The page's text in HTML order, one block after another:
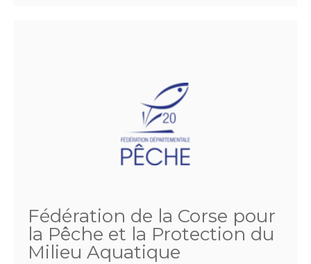
Fédération de la Corse pour
la Pêche et la Protection du
Milieu Aquatique